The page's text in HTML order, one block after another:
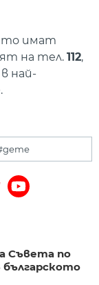
имат
на тел. 112,
най-
Съвета по
българското